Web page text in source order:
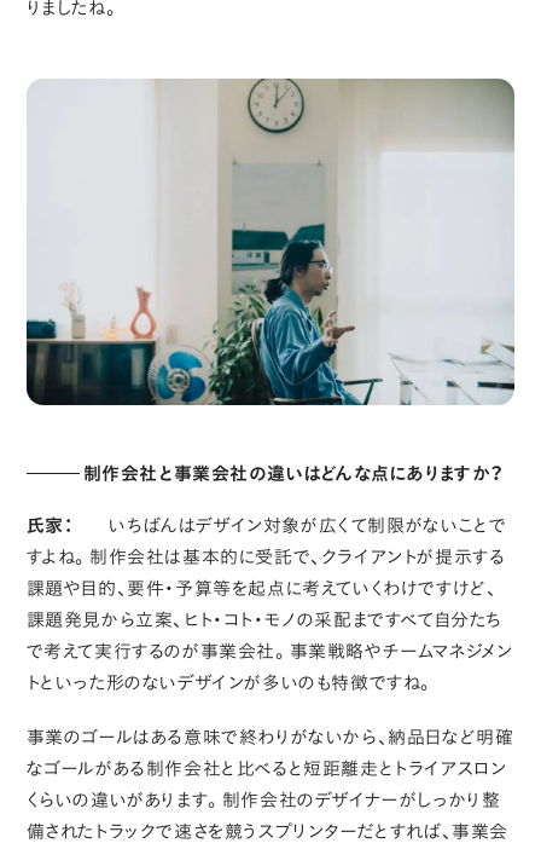
りましたね。
制作会社と事業会社の違いはどんな点にありますか？
氏家：
いちばんはデザイン対象が広くて制限がないことで
すよね。制作会社は基本的に受託で、クライアントが提示する
課題や目的、要件・予算等を起点に考えていくわけですけど、
課題発見から立案、ヒト・コト・モノの采配まですべて自分たち
で考えて実行するのが事業会社。事業戦略やチームマネジメン
トといった形のないデザインが多いのも特徴ですね。
事業のゴールはある意味で終わりがないから、納品日など明確
なゴールがある制作会社と比べると短距離走とトライアスロン
くらいの違いがあります。制作会社のデザイナーがしっかり整
備されたトラックで速さを競うスプリンターだとすれば、事業会